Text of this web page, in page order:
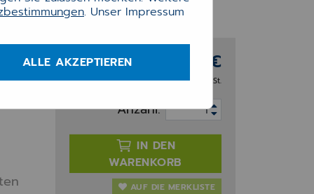
209,00 €
zzgl. 19% MwSt.
Anzahl:
IN DEN
WARENKORB
AUF DIE MERKLISTE
. Unser Impressum
ALLE AKZEPTIEREN